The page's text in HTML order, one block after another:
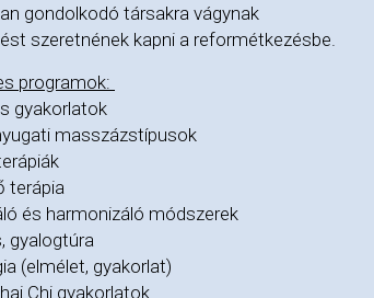
gondolkodó társakra vágynak
szeretnének kapni a reformétkezésbe.
programok:
gyakorlatok
masszázstípusok
terápia
és harmonizáló módszerek
gyalogtúra
(elmélet, gyakorlat)
Chi gyakorlatok